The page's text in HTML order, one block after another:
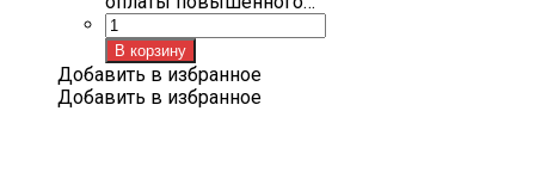
Количество
товара
TOYOTA
Harrier
В корзину
Добавить в избранное
Добавить в избранное